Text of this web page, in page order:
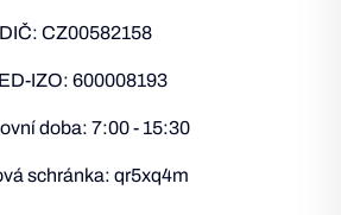
DIČ: CZ00582158
IZO: 600008193
doba: 7:00 - 15:30
schránka: qr5xq4m